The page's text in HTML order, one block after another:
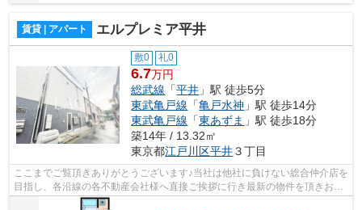
賃貸 | アパート エルプレミア平井
敷0 礼0
6.7万円
総武線 「平井 」駅 徒歩5分
東武亀戸線 「亀戸水神 」駅 徒歩14分
東武亀戸線 「東あずま 」駅 徒歩18分
築14年 / 13.32㎡
東京都江戸川区平井３丁目
ここまでご覧頂きありがとうございます♪当社は他社に負けない総合仲介店を
目指し、各沿線の各不動産会社様へ直接ご挨拶に行き最新の物件を頂きお客
様へ提供しております！最新の情報は...